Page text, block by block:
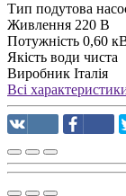
Тип подутова
Живлення 220 В
Потужність 0,60
Якість води чиста
Виробник Італія
Всі